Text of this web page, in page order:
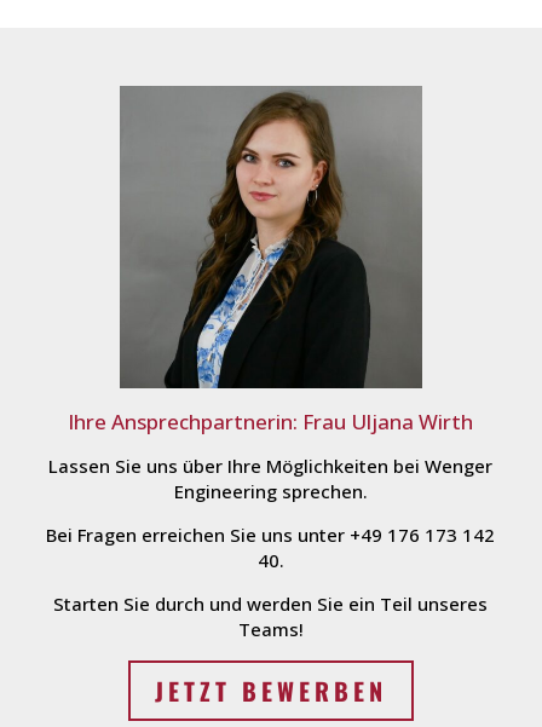
Ihre Ansprechpartnerin: Frau Uljana Wirth
Lassen Sie uns über Ihre Möglichkeiten bei Wenger
Engineering sprechen.
Bei Fragen erreichen Sie uns unter +49 176 173 142
40.
Starten Sie durch und werden Sie ein Teil unseres
Teams!
JETZT BEWERBEN